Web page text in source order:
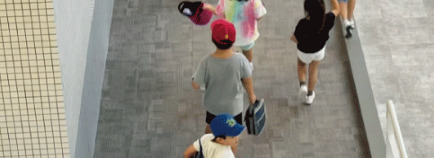
student dormitory
生徒寮
Calender
カレンダー・SENRI Update